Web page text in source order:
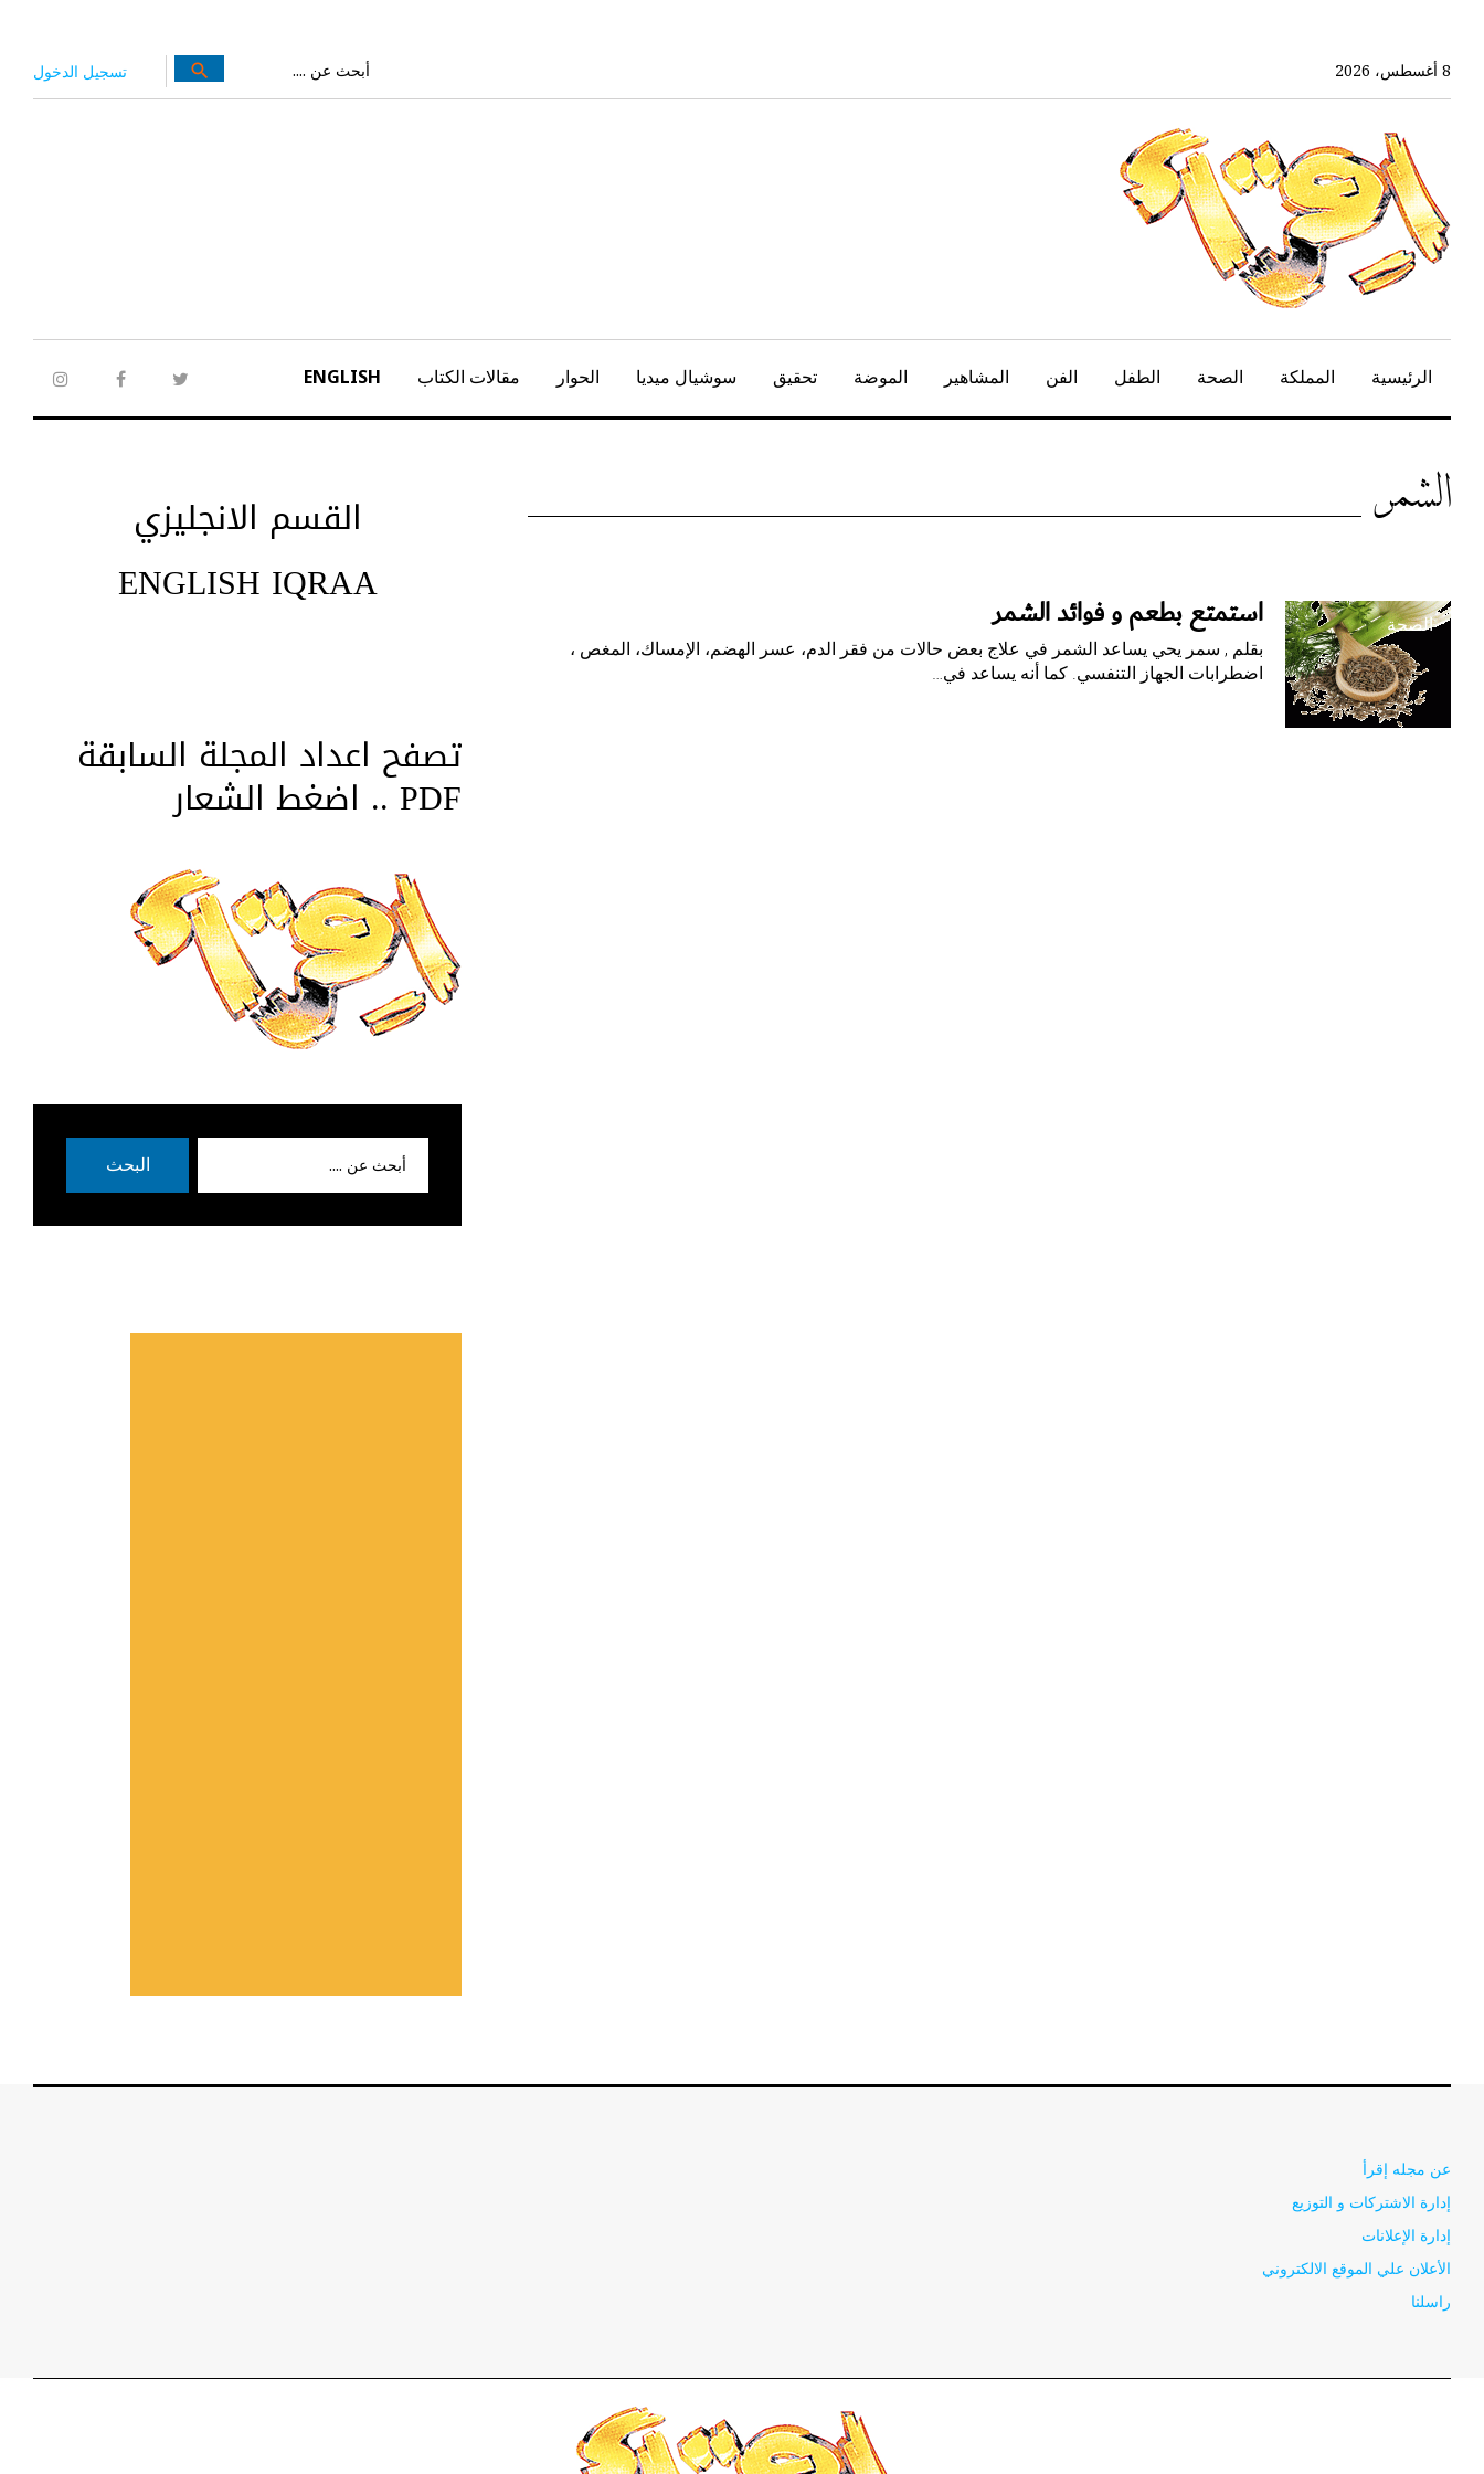
المحتوى
الرئيسي
8 أغسطس، 2026 تسجيل الدخول
عن:
search
twitter
facebook
الرئيسية المملكة الصحة الطفل الفن المشاهير الموضة تحقيق سوشيال ميديا الحوار مقالات الكتاب ENGLISH
الوسم:
الشمر
الصحة استمتع بطعم و فوائد الشمر
بقلم , سمر يحي يساعد الشمر في علاج بعض حالات من فقر الدم، عسر الهضم، الإمساك، المغص ،
اضطرابات الجهاز التنفسي. كما أنه يساعد في…
القسم الانجليزي
ENGLISH IQRAA
تصفح اعداد المجلة السابقة
PDF .. اضغط الشعار
البحث
عن مجله إقرأ
إدارة الاشتركات و التوزيع
إدارة الإعلانات
الأعلان علي الموقع الالكتروني
راسلنا